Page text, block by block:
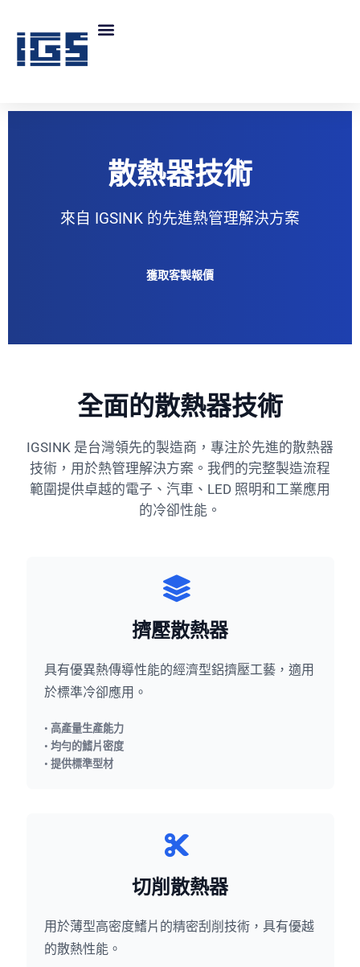
散熱器技術
來自 IGSINK 的先進熱管理解決方案
獲取客製報價
全面的散熱器技術
IGSINK 是台灣領先的製造商，專注於先進的散熱器
技術，用於熱管理解決方案。我們的完整製造流程
範圍提供卓越的電子、汽車、LED 照明和工業應用
的冷卻性能。
擠壓散熱器
具有優異熱傳導性能的經濟型鋁擠壓工藝，適用
於標準冷卻應用。
• 高產量生產能力
• 均勻的鰭片密度
• 提供標準型材
切削散熱器
用於薄型高密度鰭片的精密刮削技術，具有優越
的散熱性能。